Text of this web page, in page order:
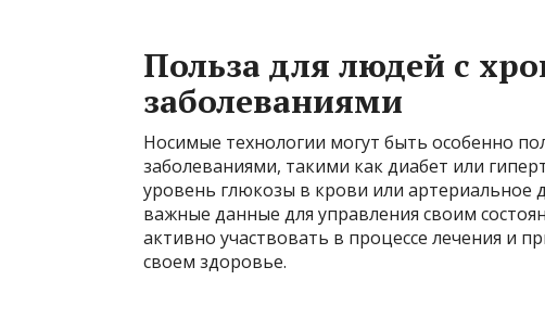
Польза для людей с
заболеваниями
Носимые технологии могут быть особенно
заболеваниями, такими как диабет или
уровень глюкозы в крови или артериальное
важные данные для управления своим
активно участвовать в процессе лечения и
своем здоровье.